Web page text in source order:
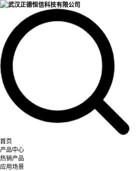
首页
产品中心
热销产品
应用场景